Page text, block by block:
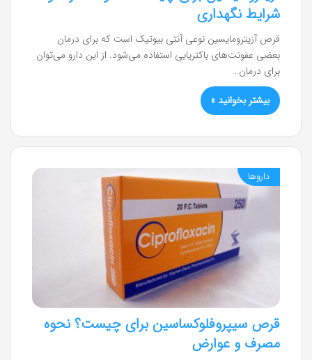
شرایط نگهداری
قرص آزیترومایسین نوعی آنتی بیوتیک است که برای درمان
بعضی عفونت‌های باکتریایی استفاده می‌شود. از این دارو می‌توان
برای درمان…
بیشتر بخوانید »
داروها
قرص سیپروفلوکساسین برای چیست؟ نحوه
مصرف و عوارض